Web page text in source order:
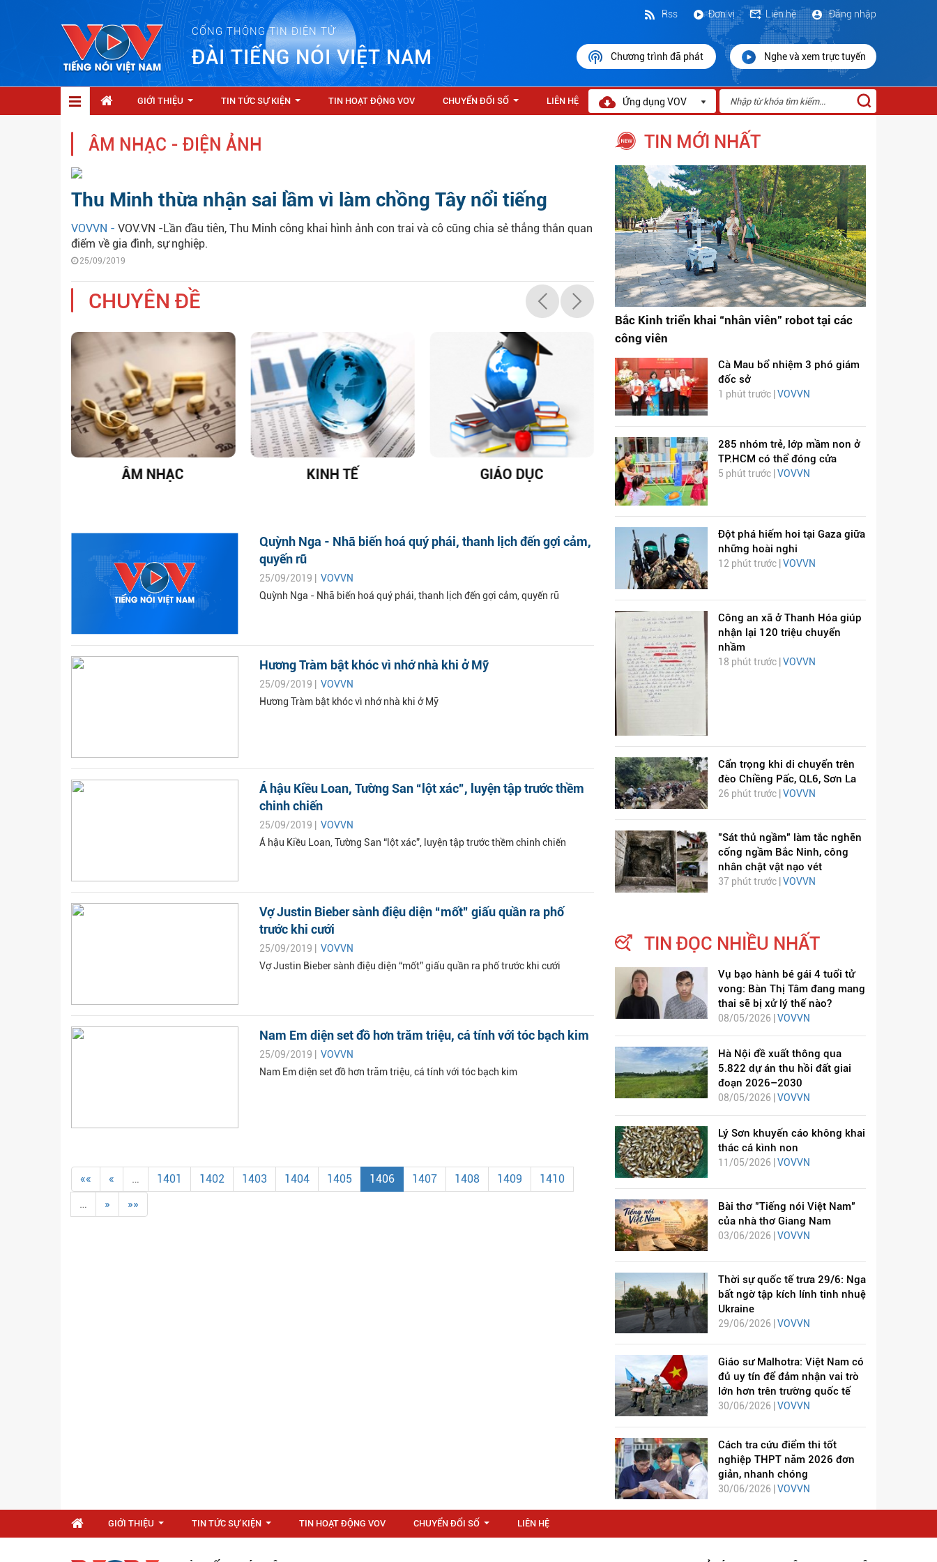
CỔNG THÔNG TIN ĐIỆN TỬ
ĐÀI TIẾNG NÓI VIỆT NAM
Đăng nhập
Liên hệ
Đơn vị
Rss
Chương trình đã phát Nghe và xem trực tuyến
GIỚI THIỆU TIN TỨC SỰ KIỆN TIN HOẠT ĐỘNG VOV CHUYỂN ĐỔI SỐ LIÊN HỆ Ứng dụng VOV
ÂM NHẠC - ĐIỆN ẢNH
Thu Minh thừa nhận sai lầm vì làm chồng Tây nổi tiếng
VOVVN - VOV.VN -Lần đầu tiên, Thu Minh công khai hình ảnh con trai và cô cũng chia sẻ thẳng thắn quan
điểm về gia đình, sự nghiệp.
25/09/2019
CHUYÊN ĐỀ
ÂM NHẠC KINH TẾ GIÁO DỤC
DỊCH VIÊM PHỔI COVID-
19
Quỳnh Nga - Nhã biến hoá quý phái, thanh lịch đến gợi cảm,
quyến rũ
25/09/2019 | VOVVN
Quỳnh Nga - Nhã biến hoá quý phái, thanh lịch đến gợi cảm, quyến rũ
Hương Tràm bật khóc vì nhớ nhà khi ở Mỹ
25/09/2019 | VOVVN
Hương Tràm bật khóc vì nhớ nhà khi ở Mỹ
Á hậu Kiều Loan, Tường San “lột xác”, luyện tập trước thềm
chinh chiến
25/09/2019 | VOVVN
Á hậu Kiều Loan, Tường San “lột xác”, luyện tập trước thềm chinh chiến
Vợ Justin Bieber sành điệu diện “mốt” giấu quần ra phố
trước khi cưới
25/09/2019 | VOVVN
Vợ Justin Bieber sành điệu diện “mốt” giấu quần ra phố trước khi cưới
Nam Em diện set đồ hơn trăm triệu, cá tính với tóc bạch kim
25/09/2019 | VOVVN
Nam Em diện set đồ hơn trăm triệu, cá tính với tóc bạch kim
«« « … 1401 1402 1403 1404 1405 1406 1407 1408 1409
1410
…
» »»
TIN MỚI NHẤT
Bắc Kinh triển khai “nhân viên” robot tại các
công viên
Cà Mau bổ nhiệm 3 phó giám
đốc sở
1 phút trước |VOVVN
285 nhóm trẻ, lớp mầm non ở
TP.HCM có thể đóng cửa
5 phút trước |VOVVN
Đột phá hiếm hoi tại Gaza giữa
những hoài nghi
12 phút trước | VOVVN
Công an xã ở Thanh Hóa giúp
nhận lại 120 triệu chuyển
nhầm
18 phút trước | VOVVN
Cẩn trọng khi di chuyển trên
đèo Chiềng Pấc, QL6, Sơn La
26 phút trước | VOVVN
"Sát thủ ngầm" làm tắc nghẽn
cống ngầm Bắc Ninh, công
nhân chật vật nạo vét
37 phút trước | VOVVN
TIN ĐỌC NHIỀU NHẤT
Vụ bạo hành bé gái 4 tuổi tử
vong: Bàn Thị Tâm đang mang
thai sẽ bị xử lý thế nào?
08/05/2026 | VOVVN
Hà Nội đề xuất thông qua
5.822 dự án thu hồi đất giai
đoạn 2026–2030
08/05/2026 | VOVVN
Lý Sơn khuyến cáo không khai
thác cá kình non
11/05/2026 | VOVVN
Bài thơ "Tiếng nói Việt Nam"
của nhà thơ Giang Nam
03/06/2026 | VOVVN
Thời sự quốc tế trưa 29/6: Nga
bất ngờ tập kích lính tinh nhuệ
Ukraine
29/06/2026 | VOVVN
Giáo sư Malhotra: Việt Nam có
đủ uy tín để đảm nhận vai trò
lớn hơn trên trường quốc tế
30/06/2026 |VOVVN
Cách tra cứu điểm thi tốt
nghiệp THPT năm 2026 đơn
giản, nhanh chóng
30/06/2026 | VOVVN
GIỚI THIỆU TIN TỨC SỰ KIỆN TIN HOẠT ĐỘNG VOV CHUYỂN ĐỔI SỐ LIÊN HỆ